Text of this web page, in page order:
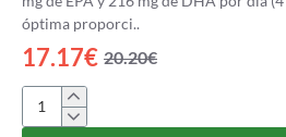
óptima proporci..
17.17€ 20.20€
Omega